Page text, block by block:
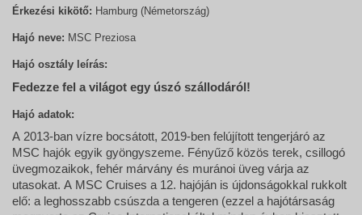
Érkezési kikötő: Hamburg (Németország)
Hajó neve: MSC Preziosa
Hajó osztály leírás:
Fedezze fel a világot egy úszó szállodáról!
Hajó adatok:
A 2013-ban vízre bocsátott, 2019-ben felújított tengerjáró az
MSC hajók egyik gyöngyszeme. Fényűző közös terek, csillogó
üvegmozaikok, fehér márvány és muránoi üveg várja az
utasokat. A MSC Cruises a 12. hajóján is újdonságokkal rukkolt
elő: a leghosszabb csúszda a tengeren (ezzel a hajótársaság